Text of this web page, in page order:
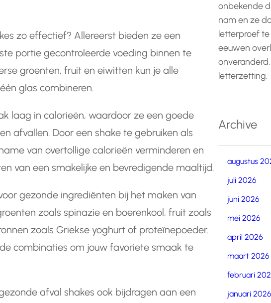
zo effectief? Allereerst bieden ze een
portie gecontroleerde voeding binnen te
groenten, fruit en eiwitten kun je alle
glas combineren.
laag in calorieën, waardoor ze een goede
afvallen. Door een shake te gebruiken als
van overtollige calorieën verminderen en
van een smakelijke en bevredigende maaltijd.
gezonde ingrediënten bij het maken van
zoals spinazie en boerenkool, fruit zoals
zoals Griekse yoghurt of proteïnepoeder.
combinaties om jouw favoriete smaak te
afval shakes ook bijdragen aan een
onbekende
nam en ze
letterproef te
eeuwen
letterzetting.
Archive
augustus
juli 2026
juni 2026
mei 2026
april 2026
maart 2026
februari
januari 2026